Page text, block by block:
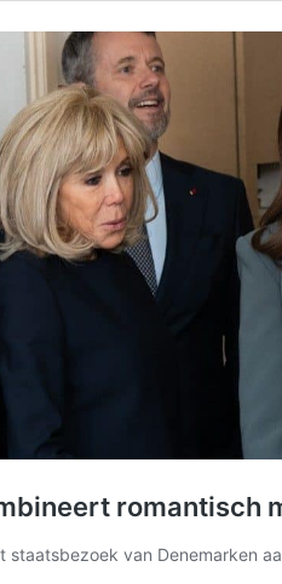
romantisch
staatsbezoek van Denemarken